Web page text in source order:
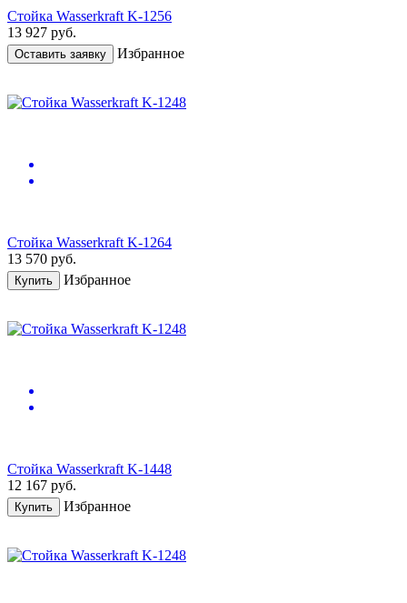
Стойка Wasserkraft K-1256
13 927 руб.
Оставить заявку Избранное
Стойка Wasserkraft K-1264
13 570 руб.
Купить Избранное
Стойка Wasserkraft K-1448
12 167 руб.
Купить Избранное